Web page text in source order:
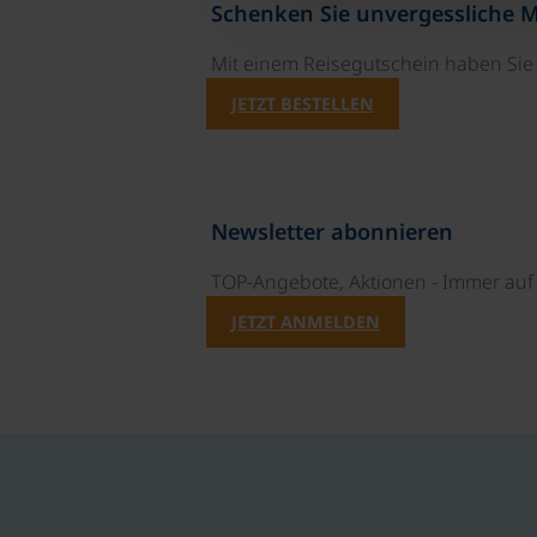
Schenken Sie unvergessliche
Mit einem Reisegutschein haben
JETZT BESTELLEN
Newsletter abonnieren
TOP-Angebote, Aktionen - Immer
JETZT ANMELDEN